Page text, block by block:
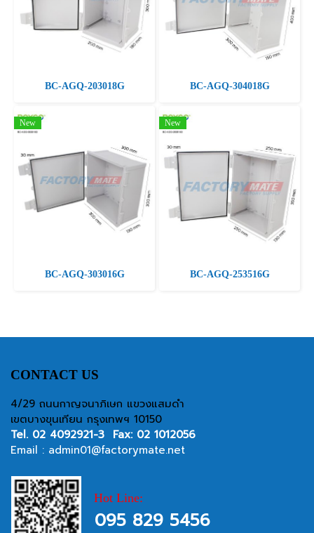
BC-AGQ-203018G BC-AGQ-304018G
New
BC-AGQ-303016G
New
BC-AGQ-253516G
CONTACT US
4/29 ถนนกาญจนาภิเษก แขวงแสมดำ
เขตบางขุนเทียน กรุงเทพฯ 10150
Tel. 02 4092921-3 Fax: 02 1012056
Email : admin01@factorymate.net
Hot Line:
095 829 5456